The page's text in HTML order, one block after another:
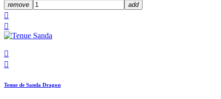
remove add




Tenue de Sanda Dragon